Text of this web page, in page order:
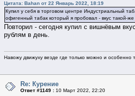
Цитата: Bahan от 22 Январь 2022, 18:19
Купил у себя в торговом центре Индустриальный
офигенный табак который я пробовал - вкус такой-
Повторил - сегодня купил с вишнёвым
рублям в день.
Навожу движуху везде где только можно и особенно
Re: Курение
Ответ #1149 : 10 Март 2022, 22:20